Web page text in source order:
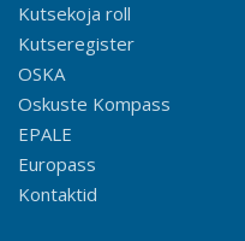
Kutsekoja roll
Kutseregister
OSKA
Oskuste Kompass
EPALE
Europass
Kontaktid